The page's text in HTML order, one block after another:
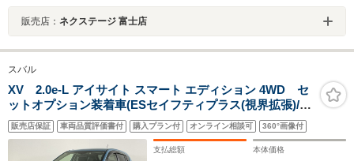
販売店： ネクステージ 富士店
スバル
XV 2.0e-L アイサイト スマート エディション 4WD セ
ットオプション装着車(ESセイフティプラス(視界拡張)/P
シート/シートポジションメモリー)/ESコアテクノロジー/
クリアビューパック/Panasonicビルトインナビ/フルセグ
TV/Blu-ray/Bluetooth/ETC/純正ドラレコ
販売店保証 車両品質評価書付 購入プラン付 オンライン相談可 360°画像付
支払総額 本体価格